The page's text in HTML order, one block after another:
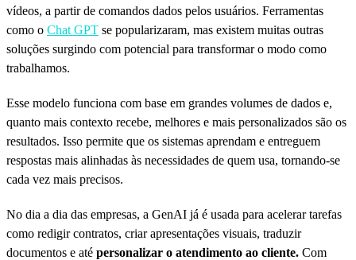
vídeos, a partir de comandos dados pelos usuários. Ferramentas
como o Chat GPT se popularizaram, mas existem muitas outras
soluções surgindo com potencial para transformar o modo como
trabalhamos.
Esse modelo funciona com base em grandes volumes de dados e,
quanto mais contexto recebe, melhores e mais personalizados são os
resultados. Isso permite que os sistemas aprendam e entreguem
respostas mais alinhadas às necessidades de quem usa, tornando-se
cada vez mais precisos.
No dia a dia das empresas, a GenAI já é usada para acelerar tarefas
como redigir contratos, criar apresentações visuais, traduzir
documentos e até personalizar o atendimento ao cliente. Com